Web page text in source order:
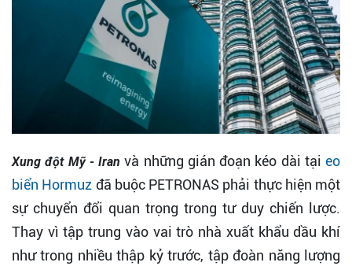
Xung đột Mỹ - Iran và những gián đoạn kéo dài tại eo
biển Hormuz đã buộc PETRONAS phải thực hiện một
sự chuyển đổi quan trọng trong tư duy chiến lược.
Thay vì tập trung vào vai trò nhà xuất khẩu dầu khí
như trong nhiều thập kỷ trước, tập đoàn năng lượng